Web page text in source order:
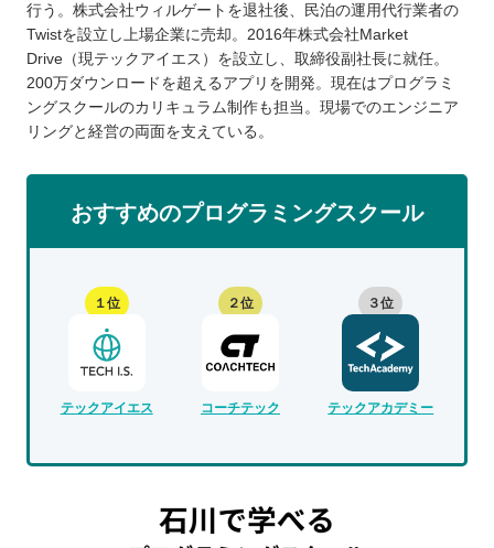
行う。株式会社ウィルゲートを退社後、民泊の運用代行業者の
Twistを設立し上場企業に売却。2016年株式会社Market
Drive（現テックアイエス）を設立し、取締役副社長に就任。
200万ダウンロードを超えるアプリを開発。現在はプログラミ
ングスクールのカリキュラム制作も担当。現場でのエンジニア
リングと経営の両面を支えている。
おすすめのプログラミングスクール
１位
テックアイエス
２位
コーチテック
３位
テックアカデミー